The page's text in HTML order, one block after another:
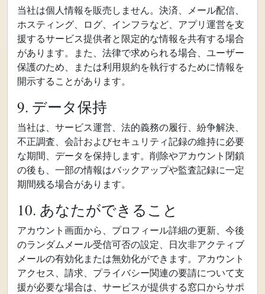
当社は個人情報を販売しません。決済、メール配信、
ホスティング、ログ、インフラなど、アプリ運営を支
援するサービス提供者と限定的な情報を共有する場合
があります。また、法律で求められる場合、ユーザー
保護のため、または利用規約を執行するために情報を
開示することがあります。
9. データ保持
当社は、サービス運営、法的義務の履行、紛争解決、
不正調査、会計およびセキュリティ記録の維持に必要
な期間、データを保持します。削除やアカウント閉鎖
の後も、一部の情報はバックアップや監査記録に一定
期間残る場合があります。
10. あなたができること
アカウント画面から、プロフィール詳細の更新、今後
のランダムメール受信可否の設定、日次非アクティブ
メールの有効化または無効化ができます。アカウント
アクセス、請求、プライバシー関連の要請について支
援が必要な場合は、サービスが提供する窓口からサポ